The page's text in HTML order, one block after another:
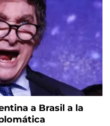
a Brasil a la